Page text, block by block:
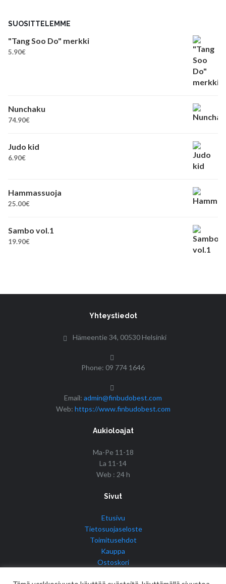
SUOSITTELEMME
"Tang Soo Do" merkki
5.90€
Nunchaku
74.90€
Judo kid
6.90€
Hammassuoja
25.00€
Sambo vol.1
19.90€
Yhteystiedot
Hämeentie 34, 00530 Helsinki
Phone: 09 774 1646
Email: admin@finbudobest.com
Web: https://www.finbudobest.com
Aukioloajat
Ma-Pe 11-18
La 11-14
Web : 24 h
Sivut
Etusivu
Tietosuojaseloste
Toimitusehdot
Kauppa
Ostoskori